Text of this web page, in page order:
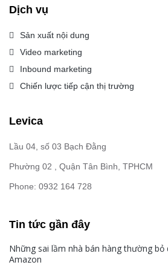
Dịch vụ
Sản xuất nội dung
Video marketing
Inbound marketing
Chiến lược tiếp cận thị trường
Levica
Lầu 04, số 03 Bạch Đằng
Phường 02 , Quận Tân Bình, TPHCM
Phone: 0932 164 728
Tin tức gần đây
Những sai lầm nhà bán hàng thường
Amazon